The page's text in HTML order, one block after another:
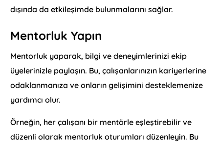
dışında da etkileşimde bulunmalarını sağlar.
Mentorluk Yapın
Mentorluk yaparak, bilgi ve deneyimlerinizi ekip
üyelerinizle paylaşın. Bu, çalışanlarınızın kariyerlerine
odaklanmanıza ve onların gelişimini desteklemenize
yardımcı olur.
Örneğin, her çalışanı bir mentörle eşleştirebilir ve
düzenli olarak mentorluk oturumları düzenleyin. Bu